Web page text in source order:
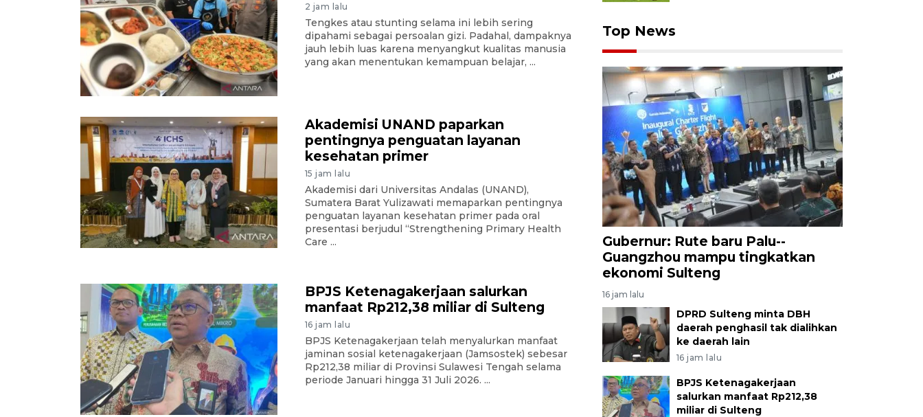
2 jam lalu
Tengkes atau stunting selama ini lebih sering
dipahami sebagai persoalan gizi. Padahal, dampaknya
jauh lebih luas karena menyangkut kualitas manusia
yang akan menentukan kemampuan belajar, ...
Akademisi UNAND paparkan
pentingnya penguatan layanan
kesehatan primer
15 jam lalu
Akademisi dari Universitas Andalas (UNAND),
Sumatera Barat Yulizawati memaparkan pentingnya
penguatan layanan kesehatan primer pada oral
presentasi berjudul “Strengthening Primary Health
Care ...
BPJS Ketenagakerjaan salurkan
manfaat Rp212,38 miliar di Sulteng
16 jam lalu
BPJS Ketenagakerjaan telah menyalurkan manfaat
jaminan sosial ketenagakerjaan (Jamsostek) sebesar
Rp212,38 miliar di Provinsi Sulawesi Tengah selama
periode Januari hingga 31 Juli 2026. ...
Top News
Gubernur: Rute baru Palu--
Guangzhou mampu tingkatkan
ekonomi Sulteng
16 jam lalu
DPRD Sulteng minta DBH
daerah penghasil tak dialihkan
ke daerah lain
16 jam lalu
BPJS Ketenagakerjaan
salurkan manfaat Rp212,38
miliar di Sulteng